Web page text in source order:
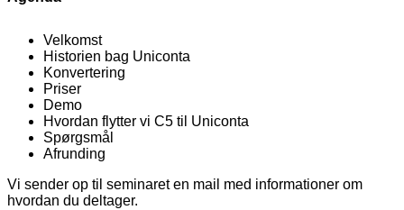
Velkomst
Historien bag Uniconta
Konvertering
Priser
Demo
Hvordan flytter vi C5 til Uniconta
Spørgsmål
Afrunding
Vi sender op til seminaret en mail med informationer om
hvordan du deltager.